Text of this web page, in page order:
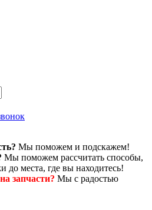
Мы поможем и подскажем!
Мы поможем рассчитать способы,
до места, где вы находитесь!
запчасти? Мы с радостью